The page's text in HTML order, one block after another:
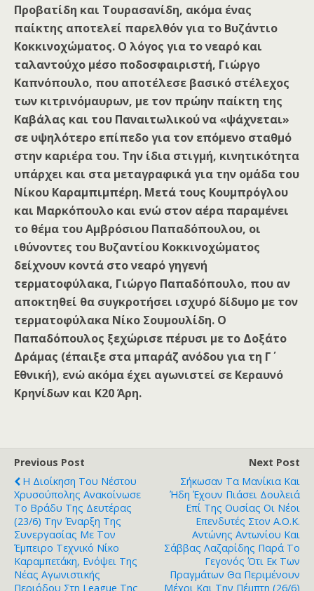
Προβατίδη και Τουρασανίδη, ακόμα ένας
παίκτης αποτελεί παρελθόν για το Βυζάντιο
Κοκκινοχώματος. Ο λόγος για το νεαρό και
ταλαντούχο μέσο ποδοσφαιριστή, Γιώργο
Καπνόπουλο, που αποτέλεσε βασικό στέλεχος
των κιτρινόμαυρων, με τον πρώην παίκτη της
Καβάλας και του Παναιτωλικού να «ψάχνεται»
σε υψηλότερο επίπεδο για τον επόμενο σταθμό
στην καριέρα του. Την ίδια στιγμή, κινητικότητα
υπάρχει και στα μεταγραφικά για την ομάδα του
Νίκου Καραμπιμπέρη. Μετά τους Κουμπρόγλου
και Μαρκόπουλο και ενώ στον αέρα παραμένει
το θέμα του Αμβρόσιου Παπαδόπουλου, οι
ιθύνοντες του Βυζαντίου Κοκκινοχώματος
δείχνουν κοντά στο νεαρό γηγενή
τερματοφύλακα, Γιώργο Παπαδόπουλο, που αν
αποκτηθεί θα συγκροτήσει ισχυρό δίδυμο με τον
τερματοφύλακα Νίκο Σουμουλίδη. Ο
Παπαδόπουλος ξεχώρισε πέρυσι με το Δοξάτο
Δράμας (έπαιξε στα μπαράζ ανόδου για τη Γ΄
Εθνική), ενώ ακόμα έχει αγωνιστεί σε Κεραυνό
Κρηνίδων και Κ20 Άρη.
Previous Post
Η Διοίκηση Του Νέστου
Χρυσούπολης Ανακοίνωσε
Το Βράδυ Της Δευτέρας
(23/6) Την Έναρξη Της
Συνεργασίας Με Τον
Έμπειρο Τεχνικό Νίκο
Καραμπετάκη, Ενόψει Της
Νέας Αγωνιστικής
Περιόδου Στη League Της
Next Post
Σήκωσαν Τα Μανίκια Και
Ήδη Έχουν Πιάσει Δουλειά
Επί Της Ουσίας Οι Νέοι
Επενδυτές Στον Α.Ο.Κ.
Αντώνης Αντωνίου Και
Σάββας Λαζαρίδης Παρά Το
Γεγονός Ότι Εκ Των
Πραγμάτων Θα Περιμένουν
Μέχρι Και Την Πέμπτη (26/6)